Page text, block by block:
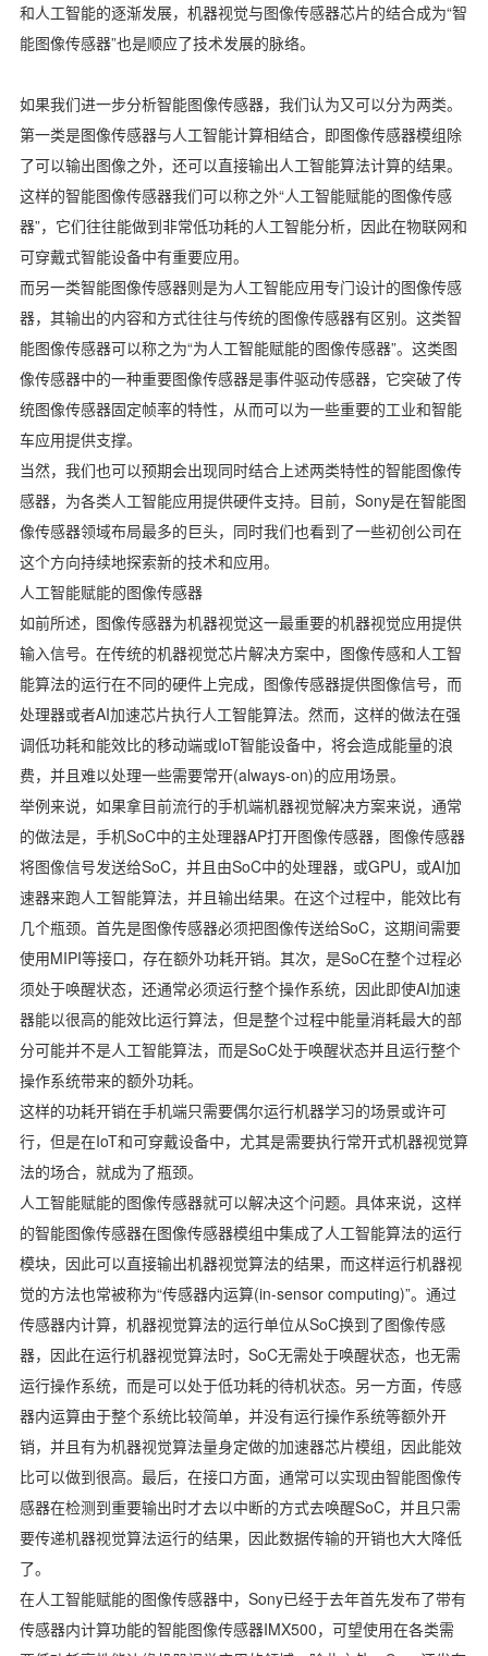
和人工智能的逐渐发展，机器视觉与图像传感器芯片的结合成为“智
能图像传感器”也是顺应了技术发展的脉络。
如果我们进一步分析智能图像传感器，我们认为又可以分为两类。
第一类是图像传感器与人工智能计算相结合，即图像传感器模组除
了可以输出图像之外，还可以直接输出人工智能算法计算的结果。
这样的智能图像传感器我们可以称之外“人工智能赋能的图像传感
器”，它们往往能做到非常低功耗的人工智能分析，因此在物联网和
可穿戴式智能设备中有重要应用。
而另一类智能图像传感器则是为人工智能应用专门设计的图像传感
器，其输出的内容和方式往往与传统的图像传感器有区别。这类智
能图像传感器可以称之为“为人工智能赋能的图像传感器”。这类图
像传感器中的一种重要图像传感器是事件驱动传感器，它突破了传
统图像传感器固定帧率的特性，从而可以为一些重要的工业和智能
车应用提供支撑。
当然，我们也可以预期会出现同时结合上述两类特性的智能图像传
感器，为各类人工智能应用提供硬件支持。目前，Sony是在智能图
像传感器领域布局最多的巨头，同时我们也看到了一些初创公司在
这个方向持续地探索新的技术和应用。
人工智能赋能的图像传感器
如前所述，图像传感器为机器视觉这一最重要的机器视觉应用提供
输入信号。在传统的机器视觉芯片解决方案中，图像传感和人工智
能算法的运行在不同的硬件上完成，图像传感器提供图像信号，而
处理器或者AI加速芯片执行人工智能算法。然而，这样的做法在强
调低功耗和能效比的移动端或IoT智能设备中，将会造成能量的浪
费，并且难以处理一些需要常开(always-on)的应用场景。
举例来说，如果拿目前流行的手机端机器视觉解决方案来说，通常
的做法是，手机SoC中的主处理器AP打开图像传感器，图像传感器
将图像信号发送给SoC，并且由SoC中的处理器，或GPU，或AI加
速器来跑人工智能算法，并且输出结果。在这个过程中，能效比有
几个瓶颈。首先是图像传感器必须把图像传送给SoC，这期间需要
使用MIPI等接口，存在额外功耗开销。其次，是SoC在整个过程必
须处于唤醒状态，还通常必须运行整个操作系统，因此即使AI加速
器能以很高的能效比运行算法，但是整个过程中能量消耗最大的部
分可能并不是人工智能算法，而是SoC处于唤醒状态并且运行整个
操作系统带来的额外功耗。
这样的功耗开销在手机端只需要偶尔运行机器学习的场景或许可
行，但是在IoT和可穿戴设备中，尤其是需要执行常开式机器视觉算
法的场合，就成为了瓶颈。
人工智能赋能的图像传感器就可以解决这个问题。具体来说，这样
的智能图像传感器在图像传感器模组中集成了人工智能算法的运行
模块，因此可以直接输出机器视觉算法的结果，而这样运行机器视
觉的方法也常被称为“传感器内运算(in-sensor computing)”。通过
传感器内计算，机器视觉算法的运行单位从SoC换到了图像传感
器，因此在运行机器视觉算法时，SoC无需处于唤醒状态，也无需
运行操作系统，而是可以处于低功耗的待机状态。另一方面，传感
器内运算由于整个系统比较简单，并没有运行操作系统等额外开
销，并且有为机器视觉算法量身定做的加速器芯片模组，因此能效
比可以做到很高。最后，在接口方面，通常可以实现由智能图像传
感器在检测到重要输出时才去以中断的方式去唤醒SoC，并且只需
要传递机器视觉算法运行的结果，因此数据传输的开销也大大降低
了。
在人工智能赋能的图像传感器中，Sony已经于去年首先发布了带有
传感器内计算功能的智能图像传感器IMX500，可望使用在各类需